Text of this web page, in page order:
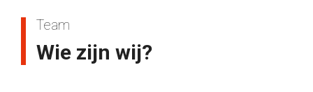
Team
Wie zijn wij?